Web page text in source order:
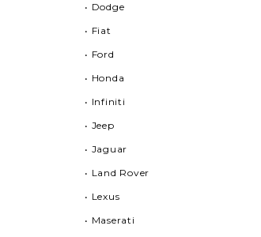
• Dodge
• Fiat
• Ford
• Honda
• Infiniti
• Jeep
• Jaguar
• Land Rover
• Lexus
• Maserati